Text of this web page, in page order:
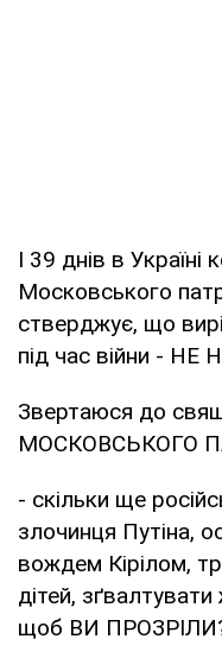
І 39 днів в
Московського
стверджує, що
під час війни - НЕ
Звертаюся до
МОСКОВСЬКОГО
- скільки ще
злочинця Путіна,
вождем Кірілом,
дітей, зґвалтувати
щоб ВИ